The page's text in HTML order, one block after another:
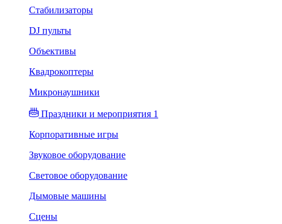
Стабилизаторы
DJ пульты
Объективы
Квадрокоптеры
Микронаушники
Праздники и мероприятия 1
Корпоративные игры
Звуковое оборудование
Световое оборудование
Дымовые машины
Сцены